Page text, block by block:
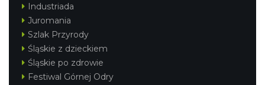
Industriada
Juromania
Szlak Przyrody
Śląskie z dzieckiem
Śląskie po zdrowie
Festiwal Górnej Odry